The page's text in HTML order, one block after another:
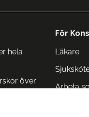
hela
över
För
Läkare
Arbeta